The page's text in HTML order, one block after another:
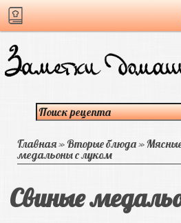
Главная»Вторые блюда»
медальоны с луком
Свиные